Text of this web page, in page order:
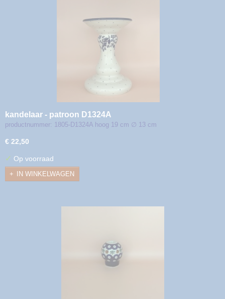
kandelaar - patroon D1324A
productnummer: 1805-D1324A hoog 19 cm ∅ 13 cm
€ 22,50
✓ Op voorraad
IN WINKELWAGEN